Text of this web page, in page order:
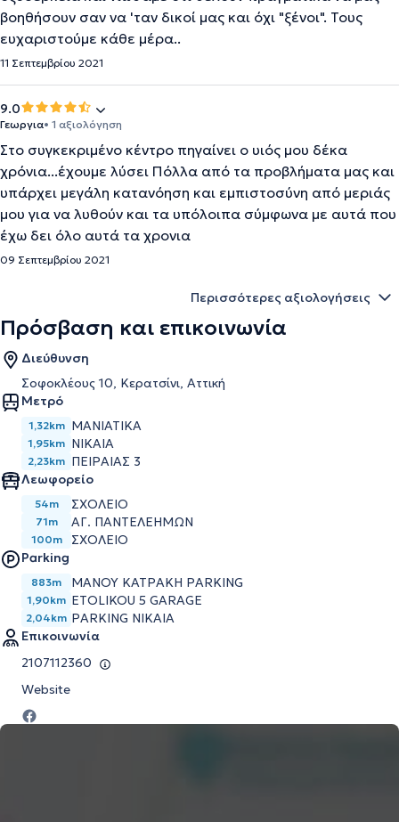
βοηθήσουν σαν να 'ταν δικοί μας και όχι "ξένοι". Τους
ευχαριστούμε κάθε μέρα..
11 Σεπτεμβρίου 2021
9.0
Γεωργια• 1 αξιολόγηση
Στο συγκεκριμένο κέντρο πηγαίνει ο υιός μου δέκα
χρόνια...έχουμε λύσει Πόλλα από τα προβλήματα μας και
υπάρχει μεγάλη κατανόηση και εμπιστοσύνη από μεριάς
μου για να λυθούν και τα υπόλοιπα σύμφωνα με αυτά που
έχω δει όλο αυτά τα χρονια
09 Σεπτεμβρίου 2021
Περισσότερες αξιολογήσεις
Πρόσβαση και επικοινωνία
Διεύθυνση
Σοφοκλέους 10, Κερατσίνι, Αττική
Μετρό
1,32km ΜΑΝΙΑΤΙΚΑ
1,95km ΝΙΚΑΙΑ
2,23km ΠΕΙΡΑΙΑΣ 3
Λεωφορείο
54m ΣΧΟΛΕΙΟ
71m ΑΓ. ΠΑΝΤΕΛΕΗΜΩΝ
100m
ΣΧΟΛΕΙΟ
Parking
883m ΜΑΝΟΥ ΚΑΤΡΑΚΗ PARKING
1,90km ETOLIKOU 5 GARAGE
2,04km PARKING NIKAIA
Επικοινωνία
2107112360
Website